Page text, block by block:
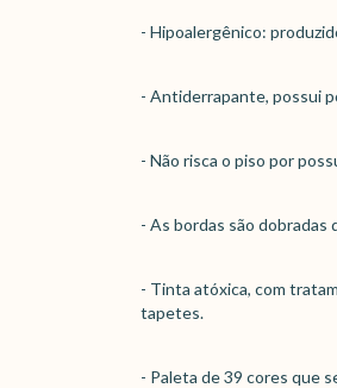
- Hipoalergênico:
- Antiderrapante, possui
- Não risca o piso por
- As bordas são
- Tinta atóxica, com
tapetes.
- Paleta de 39 cores que